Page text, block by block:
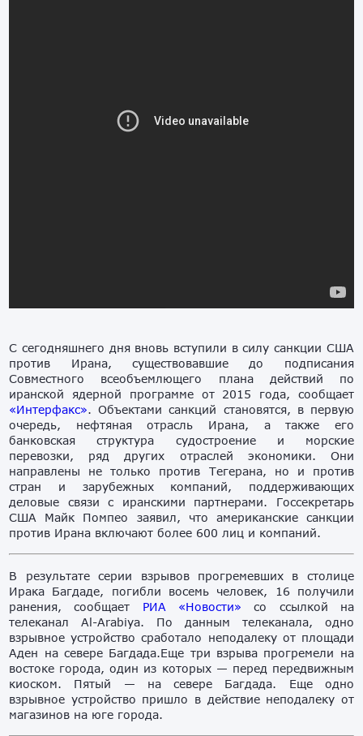
С сегодняшнего дня вновь вступили в силу санкции США
против Ирана, существовавшие до подписания
Совместного всеобъемлющего плана действий по
иранской ядерной программе от 2015 года, сообщает
«Интерфакс». Объектами санкций становятся, в первую
очередь, нефтяная отрасль Ирана, а также его
банковская структура судостроение и морские
перевозки, ряд других отраслей экономики. Они
направлены не только против Тегерана, но и против
стран и зарубежных компаний, поддерживающих
деловые связи с иранскими партнерами. Госсекретарь
США Майк Помпео заявил, что американские санкции
против Ирана включают более 600 лиц и компаний.
В результате серии взрывов прогремевших в столице
Ирака Багдаде, погибли восемь человек, 16 получили
ранения, сообщает РИА «Новости» со ссылкой на
телеканал Al-Arabiya. По данным телеканала, одно
взрывное устройство сработало неподалеку от площади
Аден на севере Багдада.Еще три взрыва прогремели на
востоке города, один из которых — перед передвижным
киоском. Пятый — на севере Багдада. Еще одно
взрывное устройство пришло в действие неподалеку от
магазинов на юге города.